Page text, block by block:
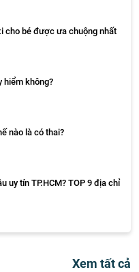
cho bé được ưa chuộng nhất
hiểm không?
nào là có thai?
uy tín TP.HCM? TOP 9 địa chỉ
Xem tất cả